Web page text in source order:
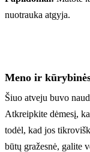
nuotrauka atgyja.
Meno ir
Šiuo atveju buvo
Atkreipkite dėmesį,
todėl, kad jos
būtų gražesnė, galite